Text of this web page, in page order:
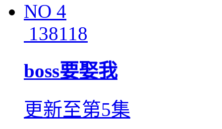
NO 4
138118
boss要娶我
更新至第5集